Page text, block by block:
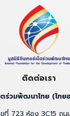
ติดต่อเรา
ร่วมพัฒนาไทย (ไทย
ขที่ 723 ห้อง 3C15 ถ